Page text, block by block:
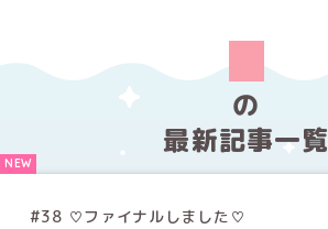
の
最新記事一覧
#38 ♡ファイナルしました♡